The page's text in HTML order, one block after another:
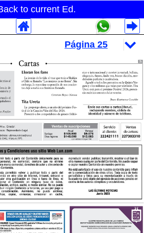
to current Ed.
Rubros